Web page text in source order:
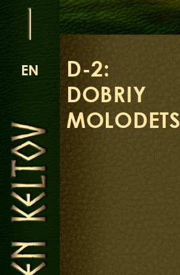
D-2:
DOBRIY
MOLODETS
EN